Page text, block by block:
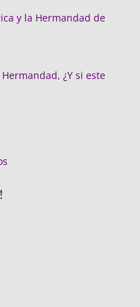
y la Hermandad de
¿Y si este